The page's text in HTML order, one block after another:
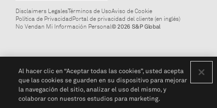
Disclaimers LegalesTérminos de UsoAviso de Cookie
Política de PrivacidadPortal de privacidad del cliente (en inglés)
No Vendan Mi Información Personal© 2026 S&P Global
Al hacer clic en “Aceptar todas las cookies”, usted acepta
que las cookies se guarden en su dispositivo para mejorar
la navegación del sitio, analizar el uso del mismo, y
colaborar con nuestros estudios para marketing.